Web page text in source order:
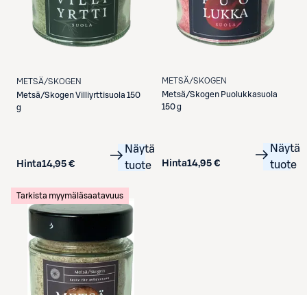
METSÄ/SKOGEN
Metsä/SkogenVilliyrttisuola 150
g
Hinta14,95 €
Näytä
tuote
METSÄ/SKOGEN
Metsä/Skogen Puolukkasuola
150 g
Hinta14,95 €
Näytä
tuote
Tarkista myymäläsaatavuus